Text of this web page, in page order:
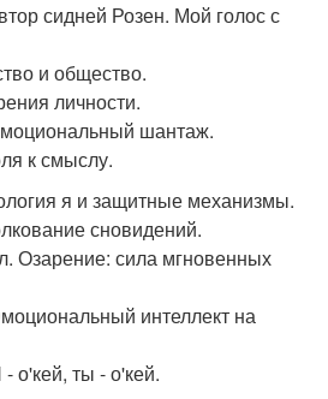
сидней Розен. Мой голос с
и общество.
личности.
шантаж.
к смыслу.
я и защитные механизмы.
сновидений.
Озарение: сила мгновенных
интеллект на
о'кей, ты - о'кей.